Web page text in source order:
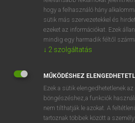
DÍJMENTES ANGOL SZÓTÁR
sorrel
hogy a felhasználó hány
sütik más szervezetekkel és
ezeket az információkat. Ezek
mindig egy harmadik féltől
↓ 2 szolgáltatás
MŰKÖDÉSHEZ
Ezek a sütik elengedhetetlenek
böngészéshez,a funkciók
nem tilthatják le azokat. A
tartoznak többek között a